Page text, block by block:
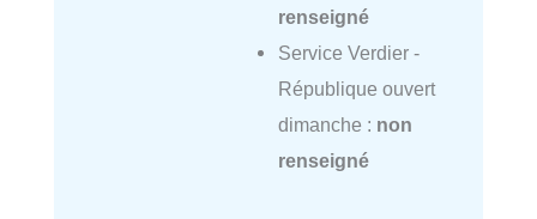
renseigné
Service Verdier -
République ouvert
dimanche : non
renseigné